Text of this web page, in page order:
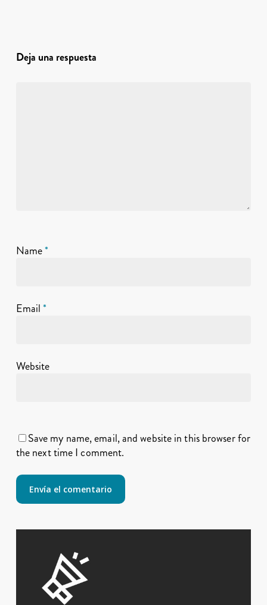
Deja una respuesta
Name*
Email*
Website
Save my name, email, and website in this browser for
the next time I comment.